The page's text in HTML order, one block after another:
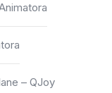
– QJoy